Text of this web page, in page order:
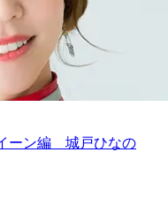
ーン編 城戸ひなの